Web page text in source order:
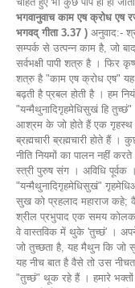
भगवानुवाच काम एष क्रोध एष
भगवद् गीता 3.37 ) अनुवाद:-
सम्पर्क से उत्पन्न काम है, जो
सर्वभक्षी पापी शत्रु है । फिर
शत्रु है "काम एष क्रोध एष" यह
बढ़ती है प्रबल होती है । हम
"यन्मैथुनादिगृहमेधिसुखं हि
आश्रम के जो होते हैं एक गृहस्थ
ब्रह्मचारी ब्रह्मचारी होते हैं
नीति नियमों का पालन नहीं
स्त्री पुरुष संग । अविधि पूर्वक
"यन्मैथुनादिगृहमेधिसुखं"
सुख को प्रहलाद महाराज
श्रील प्रभुपाद एक समय
वे वास्तविक में थुके 'तुच्छं' । अपने
जो तुच्छता है, यह मैथुन कि जो
यह नीच बात है वैसे तो उस
"तुच्छं" थूक रहे हैं । हमारे भक्तों